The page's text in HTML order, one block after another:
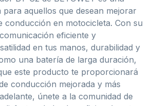
aquellos que desean mejorar
conducción en motocicleta. Con su
eficiente y
en tus manos, durabilidad y
una batería de larga duración,
este producto te proporcionará
conducción mejorada y más
únete a la comunidad de